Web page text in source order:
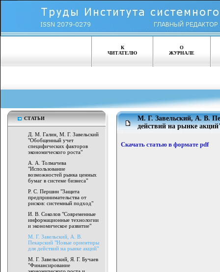
К
ЧИТАТЕЛЮ
О
ЖУРНАЛЕ
СТАТЬИ
Д. М. Галин, М. Г. Завельский
"Обобщенный учет
специфических факторов
экономического роста"
А. А. Толмачева
"Использование
возможностей рынка ценных
бумаг в системе бизнеса"
Р. С. Першин "Защита
предпринимательства от
рисков: системный подход"
И. В. Соколов "Современные
информационные технологии
и экономическое развитие"
М. Г. Завельский, А. В.
Пекарский "Новые ориентиры
для действий на рынке акций"
М. Г. Завельский, Я. Г. Бучаев
"Финансирование
М. Г. Завельский, А. В.
действий на рынке
Скачать статью в формате pdf